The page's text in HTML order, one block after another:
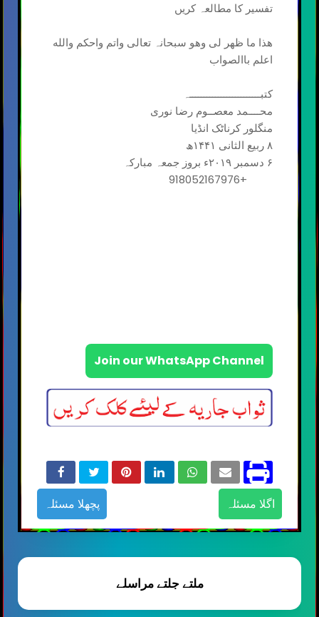
تفسیر کا مطالعہ کریں
ھذا ما ظھر لی وھو سبحانہ تعالی واتم واحکم والله
اعلم باالصواب
کتبـــــــــــــــــــــــــہ
محــــمد معصــوم رضا نوری
منگلور کرناٹک انڈیا
۸ ربیع الثانی ۱۴۴۱ھ
۶ دسمبر ۲۰۱۹ء بروز جمعہ مبارکہ
+918052167976
Join our WhatsApp Channel
اگلا مسئلہ پچھلا مسئلہ
ملتے جلتے مراسلے